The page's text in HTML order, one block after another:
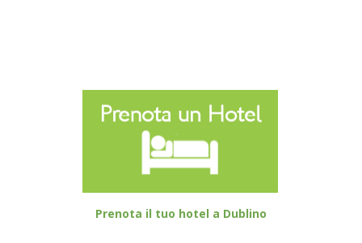
Prenota il tuo hotel a Dublino